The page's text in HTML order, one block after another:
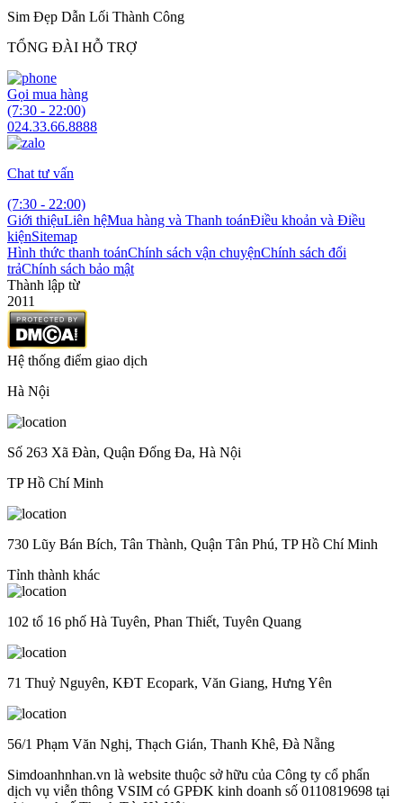
Sim Đẹp Dẫn Lối Thành Công
TỔNG ĐÀI HỖ TRỢ
Gọi mua hàng
(7:30 - 22:00)
024.33.66.8888
Chat tư vấn
(7:30 - 22:00)
Giới thiệuLiên hệMua hàng và Thanh toánĐiều khoản và Điều
kiệnSitemap
Hình thức thanh toánChính sách vận chuyệnChính sách đổi
trảChính sách bảo mật
Thành lập từ
2011
Hệ thống điểm giao dịch
Hà Nội
Số 263 Xã Đàn, Quận Đống Đa, Hà Nội
TP Hồ Chí Minh
730 Lũy Bán Bích, Tân Thành, Quận Tân Phú, TP Hồ Chí Minh
Tỉnh thành khác
102 tổ 16 phố Hà Tuyên, Phan Thiết, Tuyên Quang
71 Thuỷ Nguyên, KĐT Ecopark, Văn Giang, Hưng Yên
56/1 Phạm Văn Nghị, Thạch Gián, Thanh Khê, Đà Nẵng
Simdoanhnhan.vn là website thuộc sở hữu của Công ty cổ phẩn
dịch vụ viễn thông VSIM có GPĐK kinh doanh số 0110819698 tại